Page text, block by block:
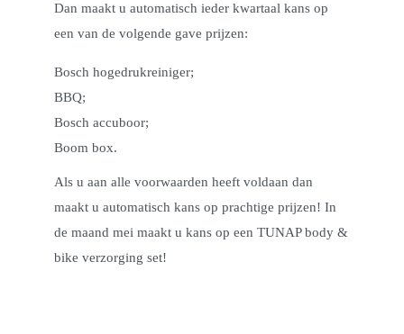
Dan maakt u automatisch ieder kwartaal kans op
een van de volgende gave prijzen:
Bosch hogedrukreiniger;
BBQ;
Bosch accuboor;
Boom box.
Als u aan alle voorwaarden heeft voldaan dan
maakt u automatisch kans op prachtige prijzen! In
de maand mei maakt u kans op een TUNAP body &
bike verzorging set!